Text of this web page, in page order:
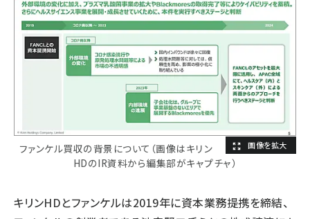
ファンケル買収の背景について（画像はキリン
HDのIR資料から編集部がキャプチャ）
キリンHDとファンケルは2019年に資本業務提携を締結、